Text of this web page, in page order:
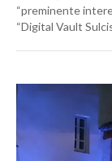
“preminente
“Digital Vault